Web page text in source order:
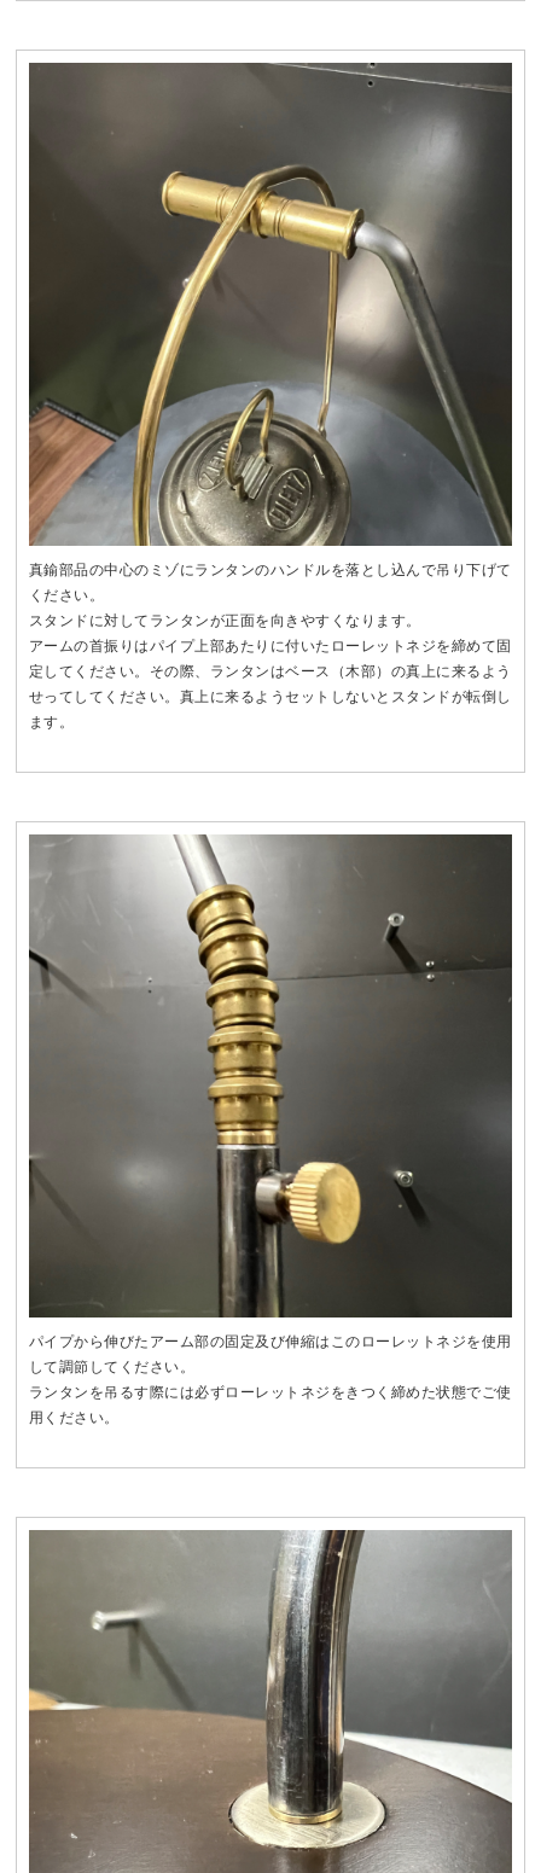
真鍮部品の中心のミゾにランタンのハンドルを落とし込んで吊り下げて
ください。
スタンドに対してランタンが正面を向きやすくなります。
アームの首振りはパイプ上部あたりに付いたローレットネジを締めて固
定してください。その際、ランタンはベース（木部）の真上に来るよう
せってしてください。真上に来るようセットしないとスタンドが転倒し
ます。
パイプから伸びたアーム部の固定及び伸縮はこのローレットネジを使用
して調節してください。
ランタンを吊るす際には必ずローレットネジをきつく締めた状態でご使
用ください。